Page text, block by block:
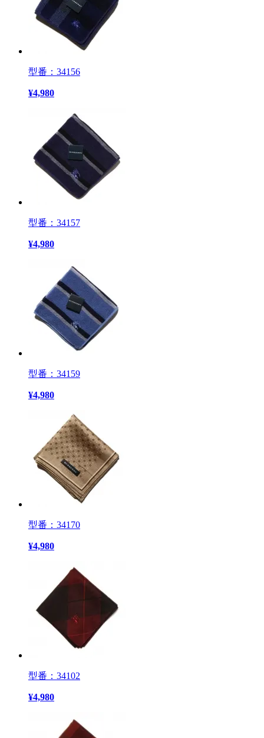
型番：34156
¥4,980
型番：34157
¥4,980
型番：34159
¥4,980
型番：34170
¥4,980
型番：34102
¥4,980